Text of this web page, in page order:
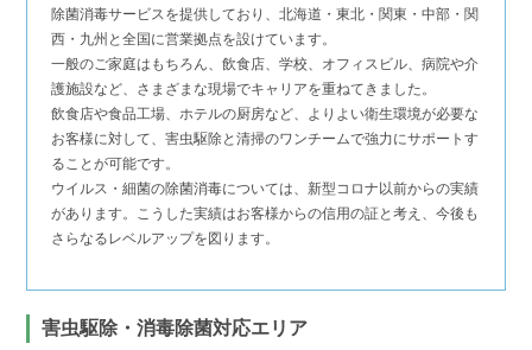
除菌消毒サービスを提供しており、北海道・東北・関東・中部・関
西・九州と全国に営業拠点を設けています。
一般のご家庭はもちろん、飲食店、学校、オフィスビル、病院や介
護施設など、さまざまな現場でキャリアを重ねてきました。
飲食店や食品工場、ホテルの厨房など、よりよい衛生環境が必要な
お客様に対して、害虫駆除と清掃のワンチームで強力にサポートす
ることが可能です。
ウイルス・細菌の除菌消毒については、新型コロナ以前からの実績
があります。こうした実績はお客様からの信用の証と考え、今後も
さらなるレベルアップを図ります。
害虫駆除・消毒除菌対応エリア